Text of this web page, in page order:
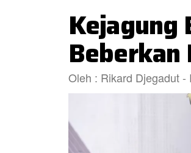
Kejagung
Beberkan
Oleh : Rikard Djegadut